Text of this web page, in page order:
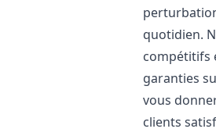
quotidien.
compétitifs
garanties
vous
clients